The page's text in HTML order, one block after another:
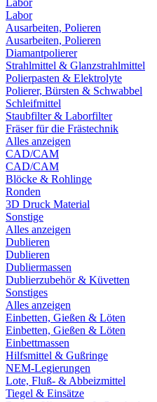
Labor
Labor
Ausarbeiten, Polieren
Ausarbeiten, Polieren
Diamantpolierer
Strahlmittel & Glanzstrahlmittel
Polierpasten & Elektrolyte
Polierer, Bürsten & Schwabbel
Schleifmittel
Staubfilter & Laborfilter
Fräser für die Frästechnik
Alles anzeigen
CAD/CAM
CAD/CAM
Blöcke & Rohlinge
Ronden
3D Druck Material
Sonstige
Alles anzeigen
Dublieren
Dublieren
Dubliermassen
Dublierzubehör & Küvetten
Sonstiges
Alles anzeigen
Einbetten, Gießen & Löten
Einbetten, Gießen & Löten
Einbettmassen
Hilfsmittel & Gußringe
NEM-Legierungen
Lote, Fluß- & Abbeizmittel
Tiegel & Einsätze